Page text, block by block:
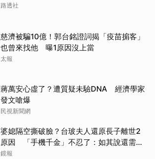
路透社
慈濟被騙10億！郭台銘證詞揭「疫苗掮客」
也曾來找他 曝1原因沒上當
太報
蔣萬安心虛了？遭質疑未驗DNA 經濟學家
發文嗆爆
民視新聞網
婆媳隔空撕破臉？台玻夫人還原長子離世2
原因 「手機千金」不忍了：如其說還需要
離開嗎？
鏡報